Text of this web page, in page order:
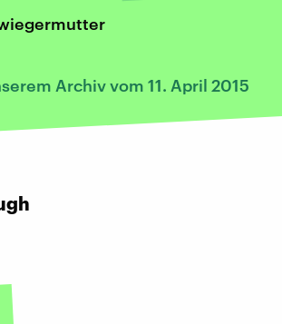
Archiv vom 11. April 2015